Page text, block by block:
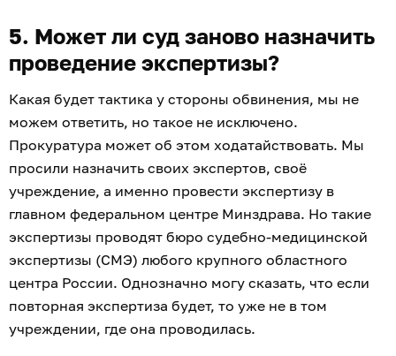
5. Может ли суд заново назначить
проведение экспертизы?
Какая будет тактика у стороны обвинения, мы не
можем ответить, но такое не исключено.
Прокуратура может об этом ходатайствовать. Мы
просили назначить своих экспертов, своё
учреждение, а именно провести экспертизу в
главном федеральном центре Минздрава. Но такие
экспертизы проводят бюро судебно-медицинской
экспертизы (СМЭ) любого крупного областного
центра России. Однозначно могу сказать, что если
повторная экспертиза будет, то уже не в том
учреждении, где она проводилась.